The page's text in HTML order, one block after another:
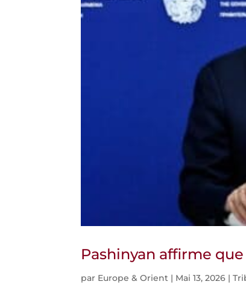
Pashinyan affirme
par Europe & Orient | Mai 13, 2026 |